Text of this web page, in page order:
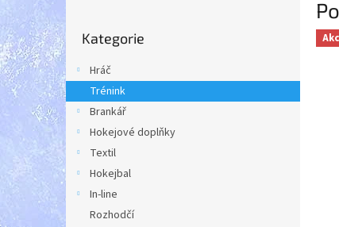
r
a
n
n
kategorie
Kategorie
Hráč
Trénink
Brankář
Hokejové doplňky
Textil
Hokejbal
In-line
Rozhodčí